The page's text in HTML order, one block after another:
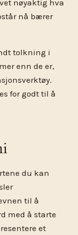
nøyaktig hva
nå bærer
tolkning i
enn de er,
for godt til å
du kan
til å
med å starte
et